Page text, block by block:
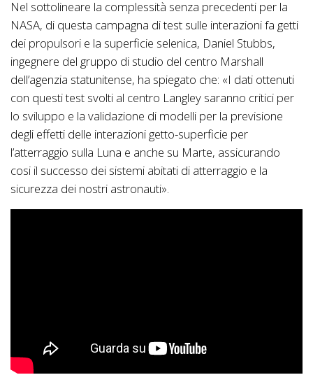
Nel sottolineare la complessità senza precedenti per la
NASA, di questa campagna di test sulle interazioni fa getti
dei propulsori e la superficie selenica, Daniel Stubbs,
ingegnere del gruppo di studio del centro Marshall
dell’agenzia statunitense, ha spiegato che: «I dati ottenuti
con questi test svolti al centro Langley saranno critici per
lo sviluppo e la validazione di modelli per la previsione
degli effetti delle interazioni getto-superficie per
l’atterraggio sulla Luna e anche su Marte, assicurando
cosi il successo dei sistemi abitati di atterraggio e la
sicurezza dei nostri astronauti».